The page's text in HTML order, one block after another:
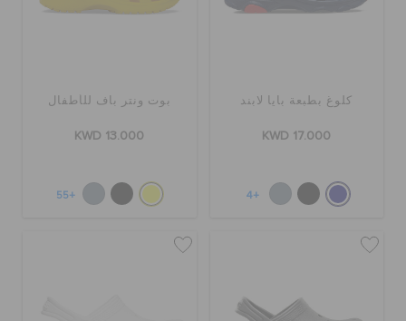
تسجيل الدخول / اشتراك
كلوغ بطبعة بايا لابند
KWD 17.000
+4
بوت ونتر باف للأطفال
KWD 13.000
+55